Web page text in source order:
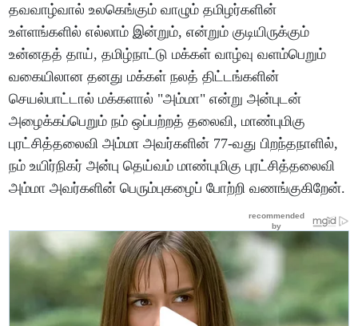
தவவாழ்வால் உலகெங்கும் வாழும் தமிழர்களின்
உள்ளங்களில் எல்லாம் இன்றும், என்றும் குடியிருக்கும்
உன்னதத் தாய், தமிழ்நாட்டு மக்கள் வாழ்வு வளம்பெறும்
வகையிலான தனது மக்கள் நலத் திட்டங்களின்
செயல்பாட்டால் மக்களால் "அம்மா" என்று அன்புடன்
அழைக்கப்பெறும் நம் ஒப்பற்றத் தலைவி, மாண்புமிகு
புரட்சித்தலைவி அம்மா அவர்களின் 77-வது பிறந்தநாளில்,
நம் உயிர்நிகர் அன்பு தெய்வம் மாண்புமிகு புரட்சித்தலைவி
அம்மா அவர்களின் பெரும்புகழைப் போற்றி வணங்குகிறேன்.